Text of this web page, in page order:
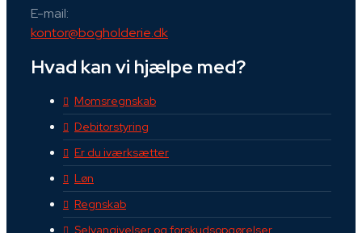
E-mail:
kontor@bogholderie.dk
Hvad kan vi hjælpe med?
Momsregnskab
Debitorstyring
Er du iværksætter
Løn
Regnskab
Selvangivelser og forskudsopgørelser